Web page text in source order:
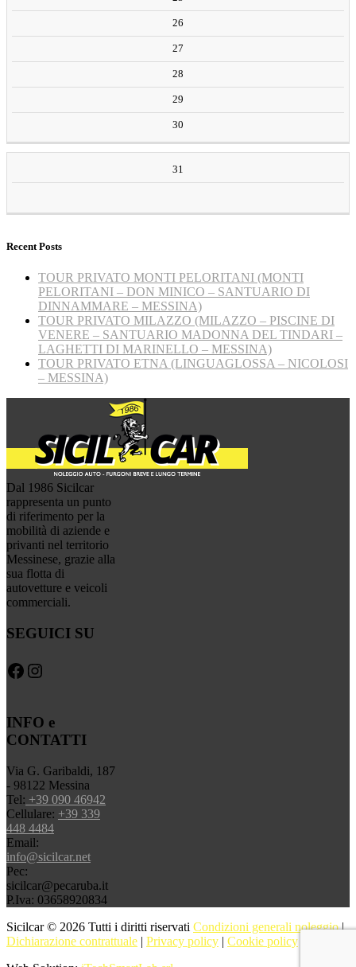
26
27
28
29
30
31
Recent Posts
TOUR PRIVATO MONTI PELORITANI (MONTI
PELORITANI – DON MINICO – SANTUARIO DI
DINNAMMARE – MESSINA)
TOUR PRIVATO MILAZZO (MILAZZO – PISCINE DI
VENERE – SANTUARIO MADONNA DEL TINDARI –
LAGHETTI DI MARINELLO – MESSINA)
TOUR PRIVATO ETNA (LINGUAGLOSSA – NICOLOSI
– MESSINA)
Dal 1986 Sicilcar
rappresenta un punto
di riferimento per la
mobilità di aziende e
privanti nel territorio
Messinese, grazie alla
sua flotta di
autovetture e veicoli
commerciali.
SEGUICI SU
Facebook Instagram
INFO e
CONTATTI
Via G. Garibaldi, 187
- 98122 Messina
Tel: +39 090 46942
Cellulare: +39 339
448 4484
Email:
info@sicilcar.net
Pec:
sicilcar@pecaruba.it
P.Iva: 03658920834
Sicilcar © 2026 Tutti i diritti riservati Condizioni generali noleggio|
Dichiarazione contrattuale | Privacy policy | Cookie policy